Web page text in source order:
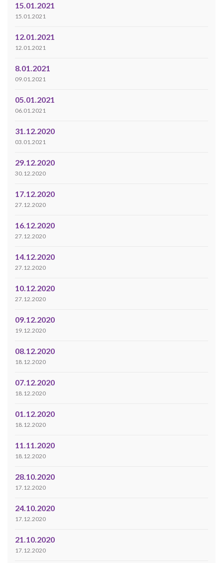
15.01.2021
15.01.2021
12.01.2021
12.01.2021
8.01.2021
09.01.2021
05.01.2021
06.01.2021
31.12.2020
03.01.2021
29.12.2020
30.12.2020
17.12.2020
27.12.2020
16.12.2020
27.12.2020
14.12.2020
27.12.2020
10.12.2020
27.12.2020
09.12.2020
19.12.2020
08.12.2020
18.12.2020
07.12.2020
18.12.2020
01.12.2020
18.12.2020
11.11.2020
18.12.2020
28.10.2020
17.12.2020
24.10.2020
17.12.2020
21.10.2020
17.12.2020